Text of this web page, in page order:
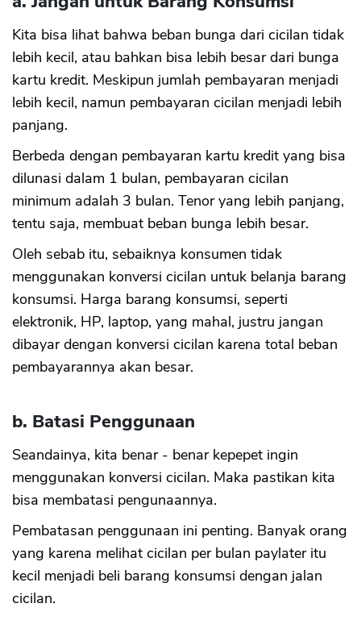
Kita bisa lihat bahwa beban bunga dari cicilan tidak
lebih kecil, atau bahkan bisa lebih besar dari bunga
kartu kredit. Meskipun jumlah pembayaran menjadi
lebih kecil, namun pembayaran cicilan menjadi lebih
panjang.
Berbeda dengan pembayaran kartu kredit yang bisa
dilunasi dalam 1 bulan, pembayaran cicilan
minimum adalah 3 bulan. Tenor yang lebih panjang,
tentu saja, membuat beban bunga lebih besar.
Oleh sebab itu, sebaiknya konsumen tidak
menggunakan konversi cicilan untuk belanja barang
konsumsi. Harga barang konsumsi, seperti
elektronik, HP, laptop, yang mahal, justru jangan
dibayar dengan konversi cicilan karena total beban
pembayarannya akan besar.
b. Batasi Penggunaan
Seandainya, kita benar - benar kepepet ingin
menggunakan konversi cicilan. Maka pastikan kita
bisa membatasi pengunaannya.
Pembatasan penggunaan ini penting. Banyak orang
yang karena melihat cicilan per bulan paylater itu
kecil menjadi beli barang konsumsi dengan jalan
cicilan.